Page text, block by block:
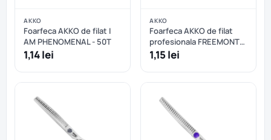
AKKO
Foarfeca AKKO de filat I
AM PHENOMENAL - 50T
1,14 lei
AKKO
Foarfeca AKKO de filat
profesionala FREEMONT
30T
1,15 lei